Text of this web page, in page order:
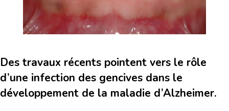
Des travaux récents pointent vers le rôle
d’une infection des gencives dans le
développement de la maladie d’Alzheimer.